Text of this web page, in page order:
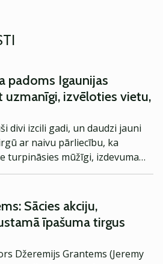
padoms Igaunijas
uzmanīgi, izvēloties vietu,
divi izcili gadi, un daudzi jauni
ar naivu pārliecību, ka
turpināsies mūžīgi, izdevumam
stāstā saka doktors
treideris ar igauņu
biržas pašreizējo stāvokli,
ikvienam investoram un jo
iesācējam.
Sācies akciju,
īpašuma tirgus
Džeremijs Grantems (Jeremy